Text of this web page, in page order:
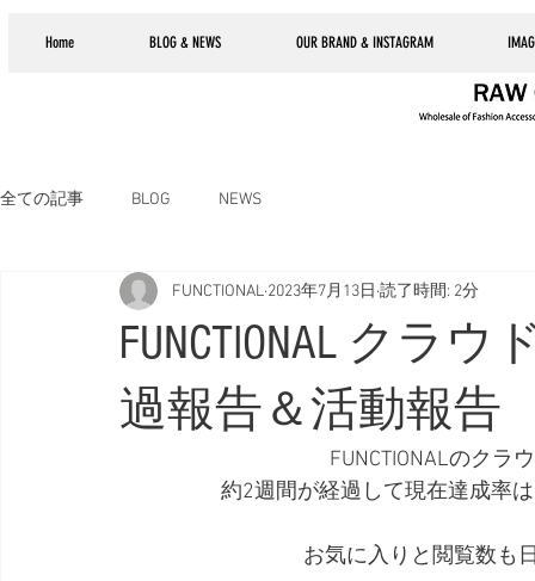
Home BLOG & NEWS OUR BRAND & INSTAGRAM
全ての記事 BLOG NEWS
FUNCTIONAL クラ
過報告＆活動報告
FUNCTIONAL 2023年7月13日 読了時間: 2分
FUNCTIONALのクラ
約2週間が経過して現在達成率
お気に入りと閲覧数も